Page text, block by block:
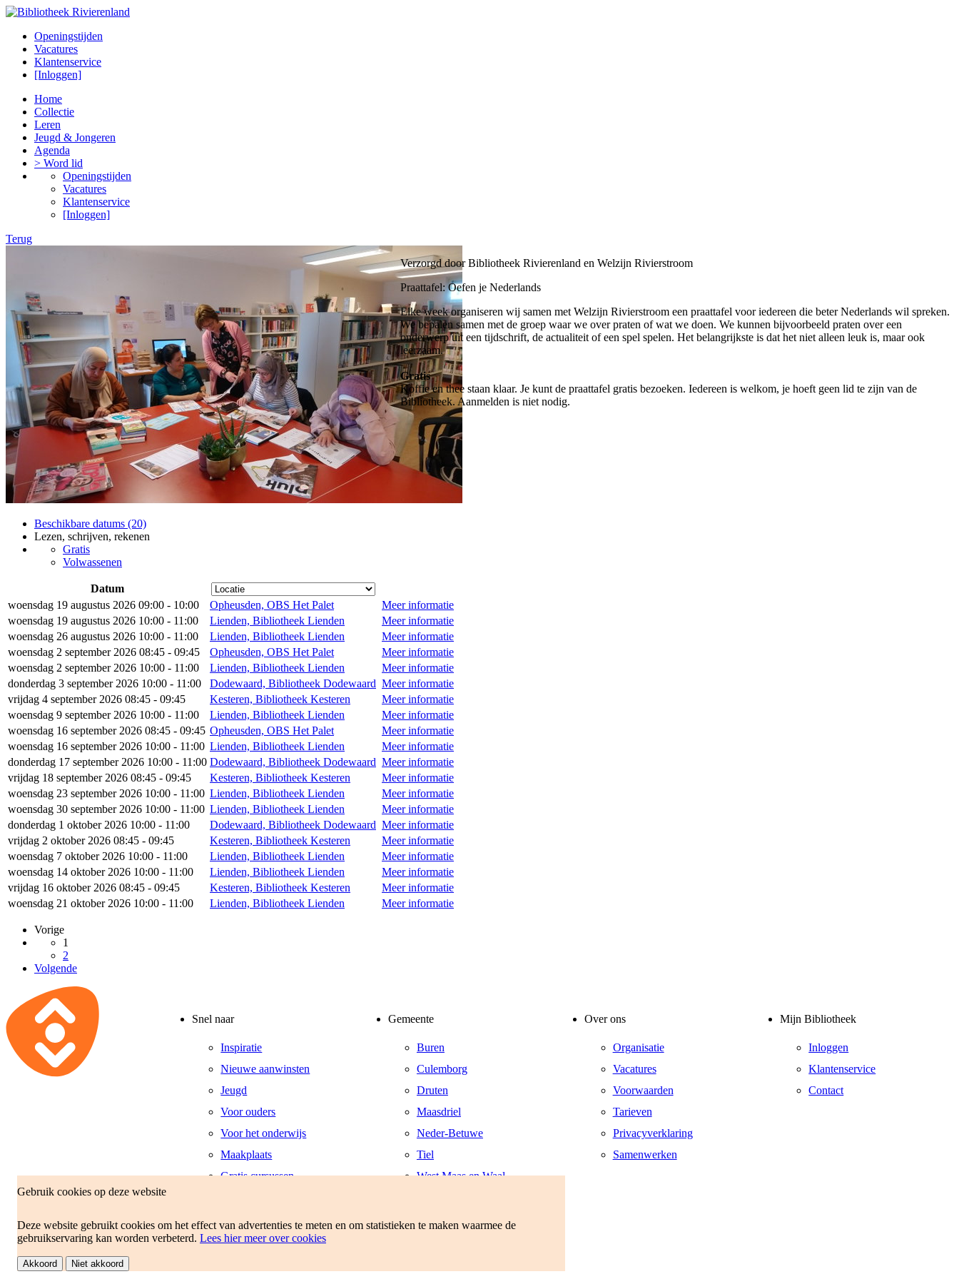
Gebruik cookies op deze website
Deze website gebruikt cookies om het effect van advertenties te meten en om statistieken te maken waarmee de
gebruikservaring kan worden verbeterd. Lees hier meer over cookies
Akkoord Niet akkoord
Openingstijden
Vacatures
Klantenservice
[Inloggen]
Home
Collectie
Leren
Jeugd & Jongeren
Agenda
> Word lid
Openingstijden
Vacatures
Klantenservice
[Inloggen]
Terug
Beschikbare datums (20)
Lezen, schrijven, rekenen
Gratis
Volwassenen
Verzorgd door Bibliotheek Rivierenland en Welzijn Rivierstroom
Praattafel: Oefen je Nederlands
Elke week organiseren wij samen met Welzijn Rivierstroom een praattafel voor iedereen die beter Nederlands wil spreken.
We bepalen samen met de groep waar we over praten of wat we doen. We kunnen bijvoorbeeld praten over een
onderwerp uit een tijdschrift, de actualiteit of een spel spelen. Het belangrijkste is dat het niet alleen leuk is, maar ook
leerzaam.
Gratis
Koffie en thee staan klaar. Je kunt de praattafel gratis bezoeken. Iedereen is welkom, je hoeft geen lid te zijn van de
Bibliotheek. Aanmelden is niet nodig.
Datum
woensdag 19 augustus 2026 09:00 - 10:00
Opheusden, OBS Het Palet
Meer informatie
woensdag 19 augustus 2026 10:00 - 11:00
Lienden, Bibliotheek Lienden
Meer informatie
woensdag 26 augustus 2026 10:00 - 11:00
Lienden, Bibliotheek Lienden
Meer informatie
woensdag 2 september 2026 08:45 - 09:45
Opheusden, OBS Het Palet
Meer informatie
woensdag 2 september 2026 10:00 - 11:00
Lienden, Bibliotheek Lienden
Meer informatie
donderdag 3 september 2026 10:00 - 11:00
Dodewaard, Bibliotheek Dodewaard Meer informatie
vrijdag 4 september 2026 08:45 - 09:45
Kesteren, Bibliotheek Kesteren
Meer informatie
woensdag 9 september 2026 10:00 - 11:00
Lienden, Bibliotheek Lienden
Meer informatie
woensdag 16 september 2026 08:45 - 09:45 Opheusden, OBS Het Palet
Meer informatie
woensdag 16 september 2026 10:00 - 11:00 Lienden, Bibliotheek Lienden
Meer informatie
donderdag 17 september 2026 10:00 - 11:00 Dodewaard, Bibliotheek Dodewaard Meer informatie
vrijdag 18 september 2026 08:45 - 09:45
Kesteren, Bibliotheek Kesteren
Meer informatie
woensdag 23 september 2026 10:00 - 11:00 Lienden, Bibliotheek Lienden
Meer informatie
woensdag 30 september 2026 10:00 - 11:00 Lienden, Bibliotheek Lienden
Meer informatie
donderdag 1 oktober 2026 10:00 - 11:00
Dodewaard, Bibliotheek Dodewaard Meer informatie
vrijdag 2 oktober 2026 08:45 - 09:45
Kesteren, Bibliotheek Kesteren
Meer informatie
woensdag 7 oktober 2026 10:00 - 11:00
Lienden, Bibliotheek Lienden
Meer informatie
woensdag 14 oktober 2026 10:00 - 11:00
Lienden, Bibliotheek Lienden
Meer informatie
vrijdag 16 oktober 2026 08:45 - 09:45
Kesteren, Bibliotheek Kesteren
Meer informatie
woensdag 21 oktober 2026 10:00 - 11:00
Lienden, Bibliotheek Lienden Meer informatie
Vorige
1
2
Volgende
Snel naar
Inspiratie
Nieuwe aanwinsten
Jeugd
Voor ouders
Voor het onderwijs
Maakplaats
Gratis cursussen
Gemeente
Buren
Culemborg
Druten
Maasdriel
Neder-Betuwe
Tiel
West Maas en Waal
Zaltbommel
Over ons
Organisatie
Vacatures
Voorwaarden
Tarieven
Privacyverklaring
Samenwerken
Mijn Bibliotheek
Inloggen
Klantenservice
Contact